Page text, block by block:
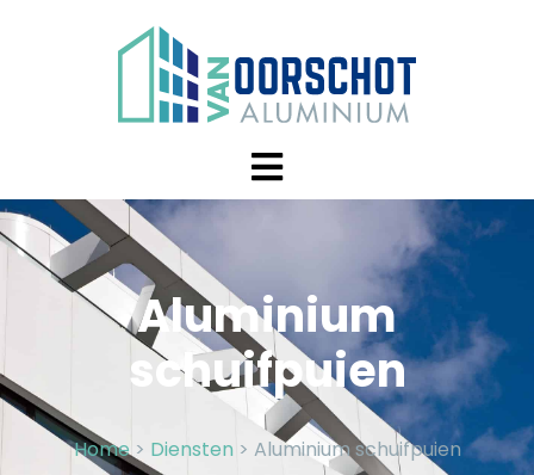
Aluminium
schuifpuien
Home> Diensten > Aluminium schuifpuien